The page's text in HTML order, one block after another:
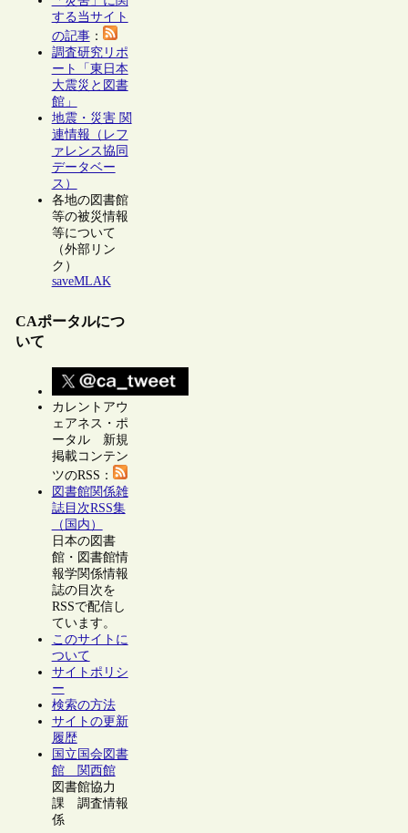
する当サイト
の記事：
調査研究リポ
ート「東日本
大震災と図書
館」
地震・災害 関
連情報（レフ
ァレンス協同
データベー
ス）
各地の図書館
等の被災情報
等について
（外部リン
ク）
saveMLAK
CAポータルにつ
いて
カレントアウ
ェアネス・ポ
ータル 新規
掲載コンテン
ツのRSS：
図書館関係雑
誌目次RSS集
（国内）
日本の図書
館・図書館情
報学関係情報
誌の目次を
RSSで配信し
ています。
このサイトに
ついて
サイトポリシ
ー
検索の方法
サイトの更新
履歴
国立国会図書
館 関西館
図書館協力
課 調査情報
係